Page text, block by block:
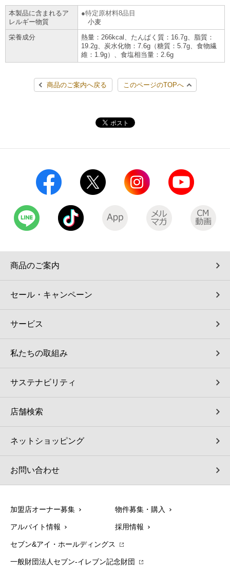
チケット
各種料金のお支払い
自転車シェアリング（店舗限定）
モバイルバッテリーシェアリング（店舗限定）
CNプレイガイド
国内店舗数
セブン-イレブンの歴史
4VISIONS
サステナビリティニュース
サステナビリティレポート
Language
English (Corporate)
English (Services)
한국어(서비스)
本製品に含まれるア
レルギー物質
特定原材料8品目
小麦
栄養成分
熱量：266kcal、たんぱく質：16.7g、脂質：
19.2g、炭水化物：7.6g（糖質：5.7g、食物繊
維：1.9g）、食塩相当量：2.6g
商品のご案内へ戻る このページのTOPへ
商品のご案内
セール・キャンペーン
サービス
私たちの取組み
サステナビリティ
店舗検索
ネットショッピング
お問い合わせ
加盟店オーナー募集 物件募集・購入
アルバイト情報 採用情報
セブン&アイ・ホールディングス
一般財団法人セブン-イレブン記念財団